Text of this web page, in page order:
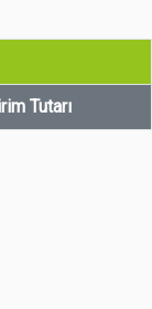
Tutarı